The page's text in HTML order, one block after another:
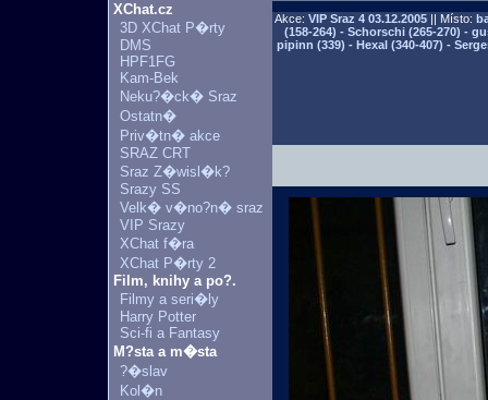
XChat.cz
3D XChat P�rty
DMS
HPF1FG
Kam-Bek
Neku?�ck� Sraz
Ostatn�
Priv�tn� akce
SRAZ CRT
Sraz Z�wisl�k?
Srazy SS
Velk� v�no?n� sraz
VIP Srazy
XChat f�ra
XChat P�rty 2
Film, knihy a po?.
Filmy a seri�ly
Harry Potter
Sci-fi a Fantasy
M?sta a m�sta
?�slav
Kol�n
Akce: VIP Sraz 403.12.2005|| Místo:
(158-264) - Schorschi (265-270) -
pipinn (339) - Hexal (340-407) -